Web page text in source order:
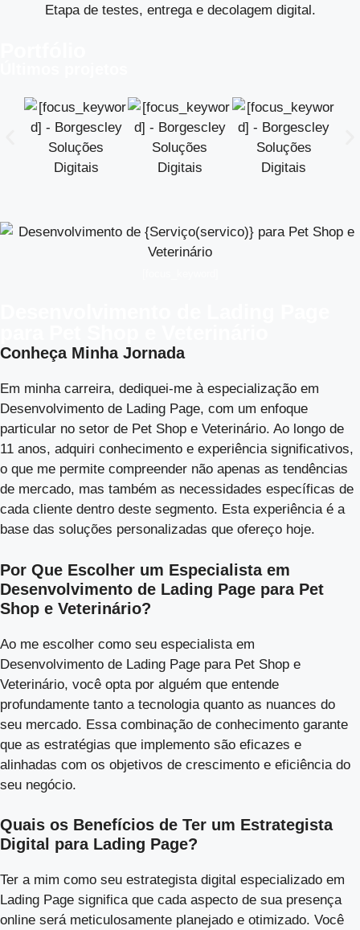
Etapa de testes, entrega e decolagem digital.
Conheça Minha Jornada
Em minha carreira, dediquei-me à especialização em
Desenvolvimento de Lading Page, com um enfoque
particular no setor de Pet Shop e Veterinário. Ao longo de
11 anos, adquiri conhecimento e experiência significativos,
o que me permite compreender não apenas as tendências
de mercado, mas também as necessidades específicas de
cada cliente dentro deste segmento. Esta experiência é a
base das soluções personalizadas que ofereço hoje.
Por Que Escolher um Especialista em
Desenvolvimento de Lading Page para Pet
Shop e Veterinário?
Ao me escolher como seu especialista em
Desenvolvimento de Lading Page para Pet Shop e
Veterinário, você opta por alguém que entende
profundamente tanto a tecnologia quanto as nuances do
seu mercado. Essa combinação de conhecimento garante
que as estratégias que implemento são eficazes e
alinhadas com os objetivos de crescimento e eficiência do
seu negócio.
Quais os Benefícios de Ter um Estrategista
Digital para Lading Page?
Ter a mim como seu estrategista digital especializado em
Lading Page significa que cada aspecto de sua presença
online será meticulosamente planejado e otimizado. Você